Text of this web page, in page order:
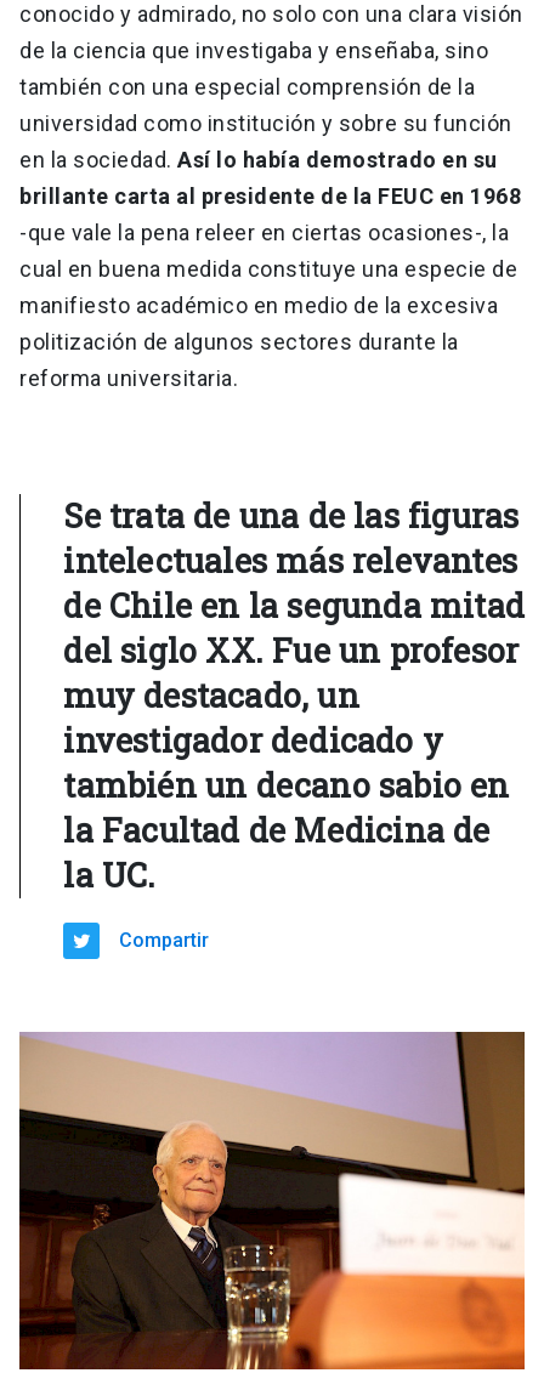
conocido y admirado, no solo con una clara visión
de la ciencia que investigaba y enseñaba, sino
también con una especial comprensión de la
universidad como institución y sobre su función
en la sociedad. Así lo había demostrado en su
brillante carta al presidente de la FEUC en 1968
-que vale la pena releer en ciertas ocasiones-, la
cual en buena medida constituye una especie de
manifiesto académico en medio de la excesiva
politización de algunos sectores durante la
reforma universitaria.
Se trata de una de las figuras
intelectuales más relevantes
de Chile en la segunda mitad
del siglo XX. Fue un profesor
muy destacado, un
investigador dedicado y
también un decano sabio en
la Facultad de Medicina de
la UC.
Compartir